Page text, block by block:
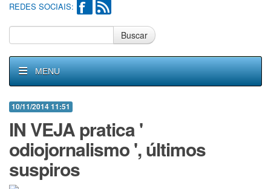
REDES SOCIAIS:
Buscar
MENU
10/11/2014 11:51
IN VEJA pratica '
odiojornalismo ', últimos
suspiros